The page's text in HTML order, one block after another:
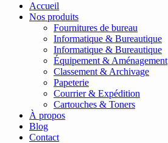
Accueil
Nos produits
Fournitures de bureau
Informatique & Bureautique
Informatique & Bureautique
Équipement & Aménagement
Classement & Archivage
Papeterie
Courrier & Expédition
Cartouches & Toners
À propos
Blog
Contact